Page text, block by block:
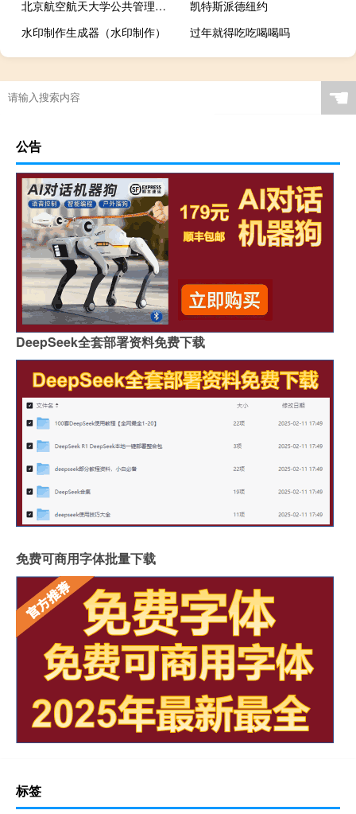
北京航空航天大学公共管理在职研究生通过率高吗
凯特斯派德纽约
水印制作生成器（水印制作）
过年就得吃吃喝喝吗
☚
公告
DeepSeek全套部署资料免费下载
免费可商用字体批量下载
标签